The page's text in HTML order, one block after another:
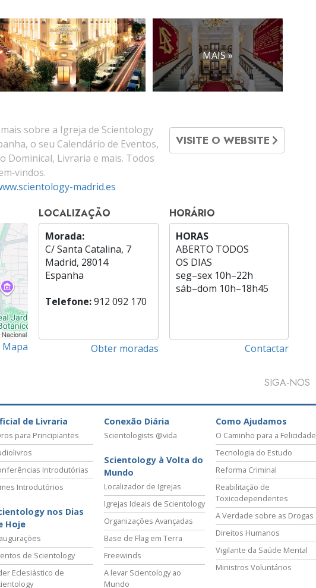
MAIS »
sobre a Igreja de Scientology
o seu Calendário de Eventos,
Dominical, Livraria e mais. Todos
madrid.es
VISITE O WEBSITE
Mapa
LOCALIZAÇÃO
Morada:
C/ Santa Catalina, 7
Madrid, 28014
Espanha
Telefone:912 092 170
Obter moradas
HORÁRIO
HORAS
ABERTO TODOS
OS DIAS
seg–sex 10h–22h
sáb–dom 10h–18h45
Contactar
SIGA‑NOS
de Livraria
para Principiantes
Introdutórias
Introdutórios
nos Dias
Hoje
de Scientology
Eclesiástico de
Conexão Diária
Scientologists @vida
Scientology à Volta do
Mundo
Localizador de Igrejas
Igrejas Ideais de Scientology
Organizações Avançadas
Base de Flag em Terra
Freewinds
A levar Scientology ao
Mundo
Como Ajudamos
O Caminho para a Felicidade
Tecnologia do Estudo
Reforma Criminal
Reabilitação de
Toxicodependentes
A Verdade sobre as Drogas
Direitos Humanos
Vigilante da Saúde Mental
Ministros Voluntários